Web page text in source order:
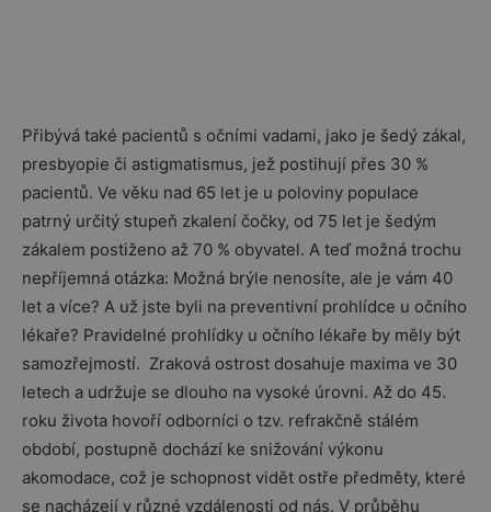
Přibývá také pacientů s očními vadami, jako je šedý zákal,
presbyopie či astigmatismus, jež postihují přes 30 %
pacientů. Ve věku nad 65 let je u poloviny populace
patrný určitý stupeň zkalení čočky, od 75 let je šedým
zákalem postiženo až 70 % obyvatel. A teď možná trochu
nepříjemná otázka: Možná brýle nenosíte, ale je vám 40
let a více? A už jste byli na preventivní prohlídce u očního
lékaře? Pravidelné prohlídky u očního lékaře by měly být
samozřejmostí. Zraková ostrost dosahuje maxima ve 30
letech a udržuje se dlouho na vysoké úrovni. Až do 45.
roku života hovoří odborníci o tzv. refrakčně stálém
období, postupně dochází ke snižování výkonu
akomodace, což je schopnost vidět ostře předměty, které
se nacházejí v různé vzdálenosti od nás. V průběhu